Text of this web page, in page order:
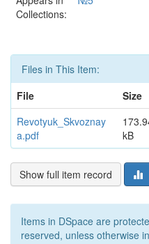
Collections:
Files in This Item:
File
Size
Revotyuk_Skvoznay
a.pdf
kB
Show full item record
Items in DSpace are
reserved, unless otherwise